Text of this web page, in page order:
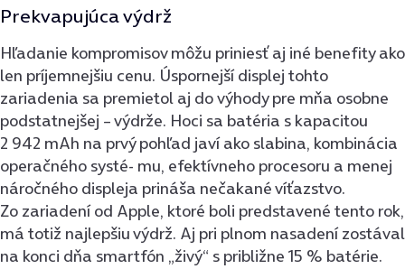
Prekvapujúca výdrž
Hľadanie kompromisov môžu priniesť aj iné benefity ako
len príjemnejšiu cenu. Úspornejší displej tohto
zariadenia sa premietol aj do výhody pre mňa osobne
podstatnejšej – výdrže. Hoci sa batéria s kapacitou
2 942 mAh na prvý pohľad javí ako slabina, kombinácia
operačného systé- mu, efektívneho procesoru a menej
náročného displeja prináša nečakané víťazstvo.
Zo zariadení od Apple, ktoré boli predstavené tento rok,
má totiž najlepšiu výdrž. Aj pri plnom nasadení zostával
na konci dňa smartfón „živý“ s približne 15 % batérie.